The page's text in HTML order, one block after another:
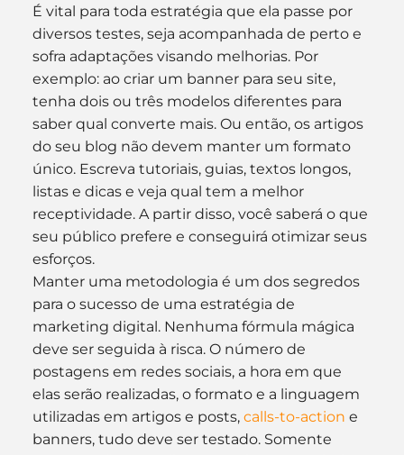
É vital para toda estratégia que ela passe por
diversos testes, seja acompanhada de perto e
sofra adaptações visando melhorias. Por
exemplo: ao criar um banner para seu site,
tenha dois ou três modelos diferentes para
saber qual converte mais. Ou então, os artigos
do seu blog não devem manter um formato
único. Escreva tutoriais, guias, textos longos,
listas e dicas e veja qual tem a melhor
receptividade. A partir disso, você saberá o que
seu público prefere e conseguirá otimizar seus
esforços.
Manter uma metodologia é um dos segredos
para o sucesso de uma estratégia de
marketing digital. Nenhuma fórmula mágica
deve ser seguida à risca. O número de
postagens em redes sociais, a hora em que
elas serão realizadas, o formato e a linguagem
utilizadas em artigos e posts, calls-to-action e
banners, tudo deve ser testado. Somente